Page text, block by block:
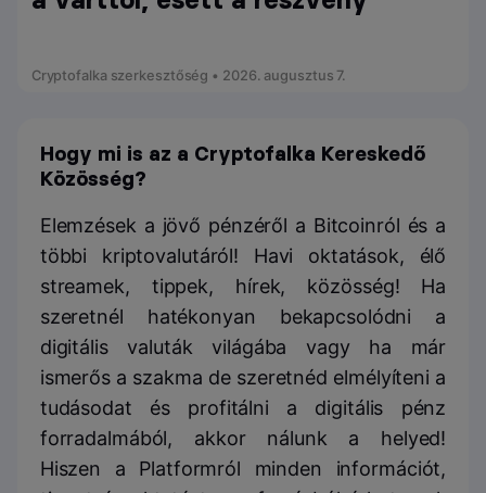
Cryptofalka szerkesztőség • 2026. augusztus 7.
Hogy mi is az a Cryptofalka Kereskedő
Közösség?
Elemzések a jövő pénzéről a Bitcoinról és a
többi kriptovalutáról! Havi oktatások, élő
streamek, tippek, hírek, közösség! Ha
szeretnél hatékonyan bekapcsolódni a
digitális valuták világába vagy ha már
ismerős a szakma de szeretnéd elmélyíteni a
tudásodat és profitálni a digitális pénz
forradalmából, akkor nálunk a helyed!
Hiszen a Platformról minden információt,